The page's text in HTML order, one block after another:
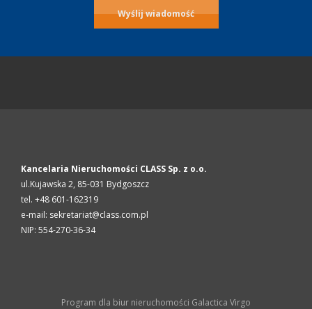
Kancelaria Nieruchomości CLASS Sp. z o.o.
ul.Kujawska 2, 85-031 Bydgoszcz
tel. +48 601-162319
e-mail: sekretariat@class.com.pl
NIP: 554-270-36-34
Program dla biur nieruchomości Galactica Virgo